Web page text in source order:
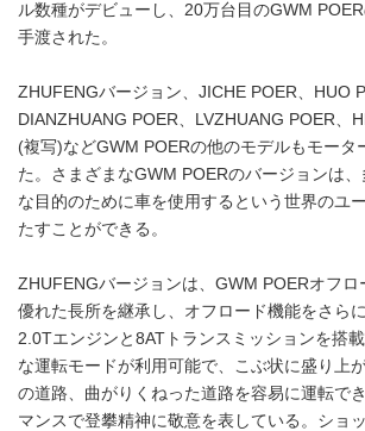
ル数種がデビューし、20万台目のGWM
手渡された。
ZHUFENGバージョン、JICHE POER、HUO
DIANZHUANG POER、LVZHUANG POER、
(複写)などGWM POERの他のモデルもモータ
た。さまざまなGWM POERのバージョンは
な目的のために車を使用するという世界のユ
たすことができる。
ZHUFENGバージョンは、GWM POERオフ
優れた長所を継承し、オフロード機能をさら
2.0Tエンジンと8ATトランスミッションを搭
な運転モードが利用可能で、こぶ状に盛り上
の道路、曲がりくねった道路を容易に運転で
マンスで登攀精神に敬意を表している。ショ